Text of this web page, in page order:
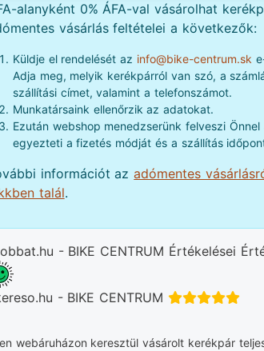
alanyként 0% ÁFA-val vásárolhat
vásárlás feltételei a következők:
Küldje el rendelését az info@bike-centrum.sk
Adja meg, melyik kerékpárról van szó, a
szállítási címet, valamint a telefonszámot.
Munkatársaink ellenőrzik az adatokat.
Ezután webshop menedzserünk felveszi
egyezteti a fizetés módját és a szállítás
információt azadómentes
talál.
- BIKE CENTRUM Értékelései
- BIKE CENTRUM
webáruházon keresztül vásárolt kerékpár